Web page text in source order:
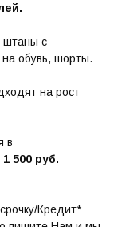
штаны с
обувь, шорты.
на рост
в
500 руб.
Кредит*